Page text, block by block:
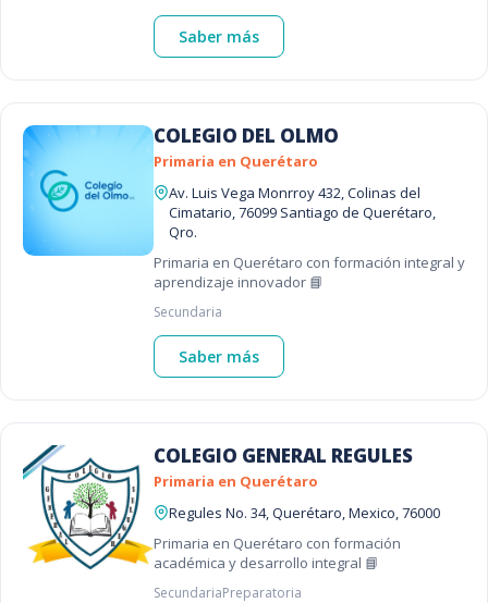
Saber más
COLEGIO DEL OLMO
Primaria en Querétaro
Av. Luis Vega Monrroy 432, Colinas del
Cimatario, 76099 Santiago de Querétaro,
Qro.
Primaria en Querétaro con formación integral y
aprendizaje innovador 📘
Secundaria
Saber más
COLEGIO GENERAL REGULES
Primaria en Querétaro
Regules No. 34, Querétaro, Mexico, 76000
Primaria en Querétaro con formación
académica y desarrollo integral 📘
SecundariaPreparatoria